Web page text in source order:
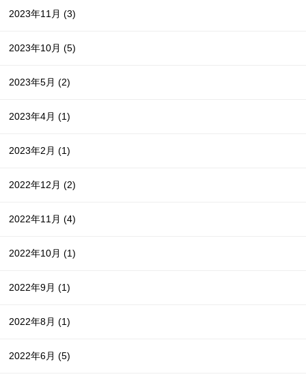
2023年11月(3)
2023年10月(5)
2023年5月(2)
2023年4月(1)
2023年2月(1)
2022年12月(2)
2022年11月(4)
2022年10月(1)
2022年9月(1)
2022年8月(1)
2022年6月(5)